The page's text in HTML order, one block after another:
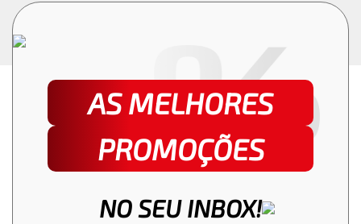
AS MELHORES
PROMOÇÕES
NO SEU INBOX!